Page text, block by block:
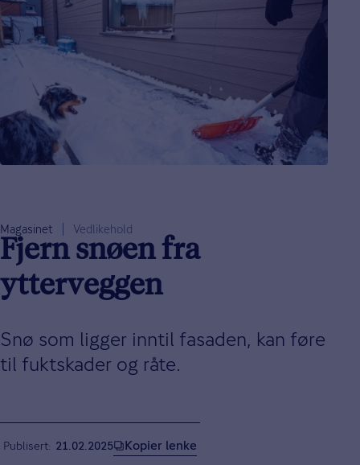
Magasinet Vedlikehold
Fjern snøen fra
ytterveggen
Snø som ligger inntil fasaden, kan føre
til fuktskader og råte.
Publisert 21.02.2025 Kopier lenke